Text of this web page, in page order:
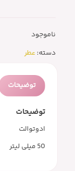
ناموجود
دسته:عطر
توضیحات
توضیحات
ادوتوالت
50 میلی لیتر